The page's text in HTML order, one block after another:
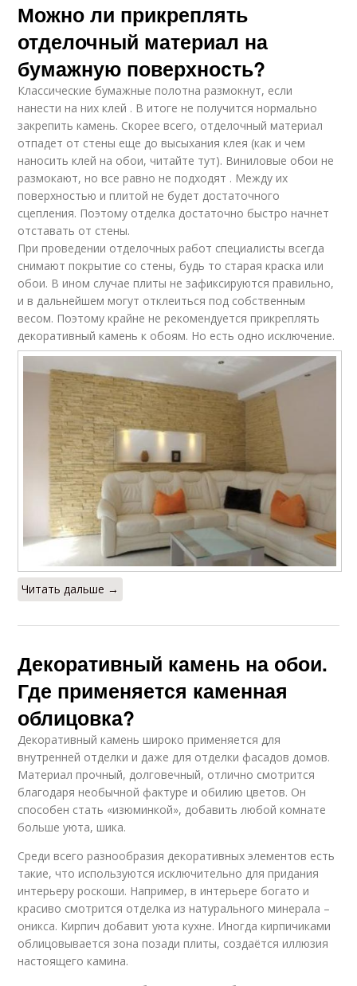
Можно ли прикреплять
отделочный материал на
бумажную поверхность?
Классические бумажные полотна размокнут, если
нанести на них клей . В итоге не получится нормально
закрепить камень. Скорее всего, отделочный материал
отпадет от стены еще до высыхания клея (как и чем
наносить клей на обои, читайте тут). Виниловые обои не
размокают, но все равно не подходят . Между их
поверхностью и плитой не будет достаточного
сцепления. Поэтому отделка достаточно быстро начнет
отставать от стены.
При проведении отделочных работ специалисты всегда
снимают покрытие со стены, будь то старая краска или
обои. В ином случае плиты не зафиксируются правильно,
и в дальнейшем могут отклеиться под собственным
весом. Поэтому крайне не рекомендуется прикреплять
декоративный камень к обоям. Но есть одно исключение.
Читать дальше →
Декоративный камень на обои.
Где применяется каменная
облицовка?
Декоративный камень широко применяется для
внутренней отделки и даже для отделки фасадов домов.
Материал прочный, долговечный, отлично смотрится
благодаря необычной фактуре и обилию цветов. Он
способен стать «изюминкой», добавить любой комнате
больше уюта, шика.
Среди всего разнообразия декоративных элементов есть
такие, что используются исключительно для придания
интерьеру роскоши. Например, в интерьере богато и
красиво смотрится отделка из натурального минерала –
оникса. Кирпич добавит уюта кухне. Иногда кирпичиками
облицовывается зона позади плиты, создаётся иллюзия
настоящего камина.